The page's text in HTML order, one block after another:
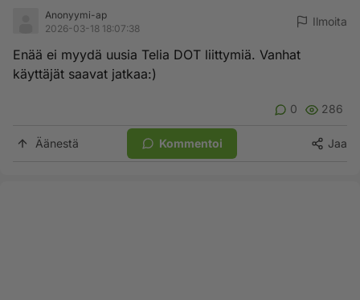
Anonyymi-ap
2026-03-18 18:07:38
Ilmoita
Enää ei myydä uusia Telia DOT liittymiä. Vanhat
käyttäjät saavat jatkaa:)
0 286
Äänestä Kommentoi Jaa